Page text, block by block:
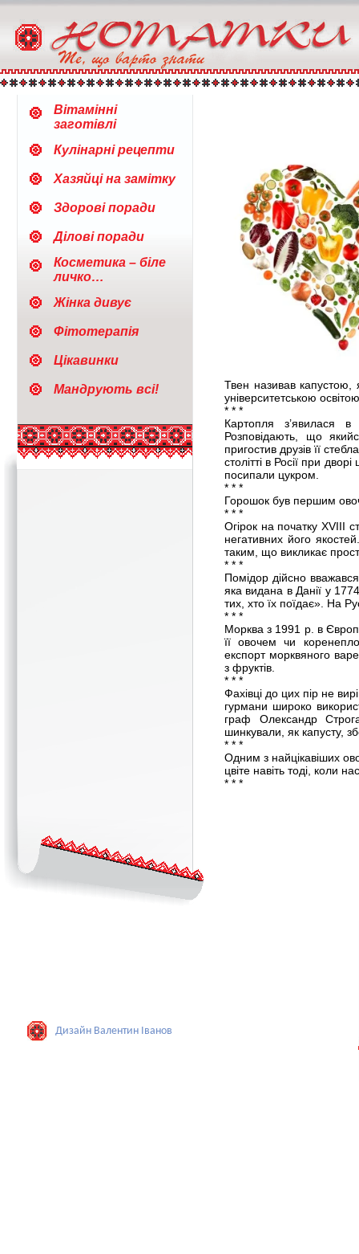
Вітамінні
заготівлі
Кулінарні рецепти
Хазяйці на замітку
Здорові поради
Ділові поради
Косметика – біле
личко…
Жінка дивує
Фітотерапія
Цікавинки
Мандрують всі!
Твен називав капустою,
університетською
* * *
Картопля з’явилася
Розповідають, що
пригостив друзів її
столітті в Росії при
посипали цукром.
* * *
Горошок був першим
* * *
Огірок на початку XVIII
негативних його
таким, що викликає
* * *
Помідор дійсно
яка видана в Данії у
тих, хто їх поїдає». На
* * *
Морква з 1991 р. в
її овочем чи
експорт морквяного
з фруктів.
* * *
Фахівці до цих пір не
гурмани широко
граф Олександр
шинкували, як капусту,
* * *
Одним з найцікавіших
цвіте навіть тоді, коли
* * *
Дизайн Валентин Iванов